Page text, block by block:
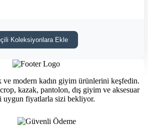
Koleksiyonlara Ekle
modern kadın giyim ürünlerini keşfedin.
kazak, pantolon, dış giyim ve aksesuar
uygun fiyatlarla sizi bekliyor.